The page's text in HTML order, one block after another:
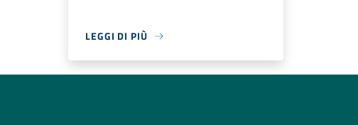
LEGGI DI PIÙ